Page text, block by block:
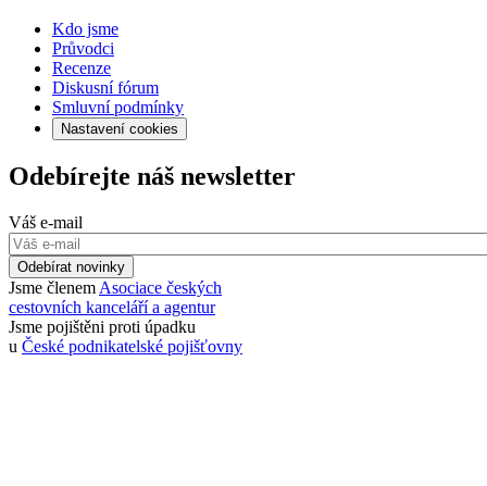
Kdo jsme
Průvodci
Recenze
Diskusní fórum
Smluvní podmínky
Nastavení cookies
Odebírejte náš newsletter
Váš e-mail
Odebírat novinky
Jsme členem Asociace českých
cestovních kanceláří a agentur
Jsme pojištěni proti úpadku
u České podnikatelské pojišťovny